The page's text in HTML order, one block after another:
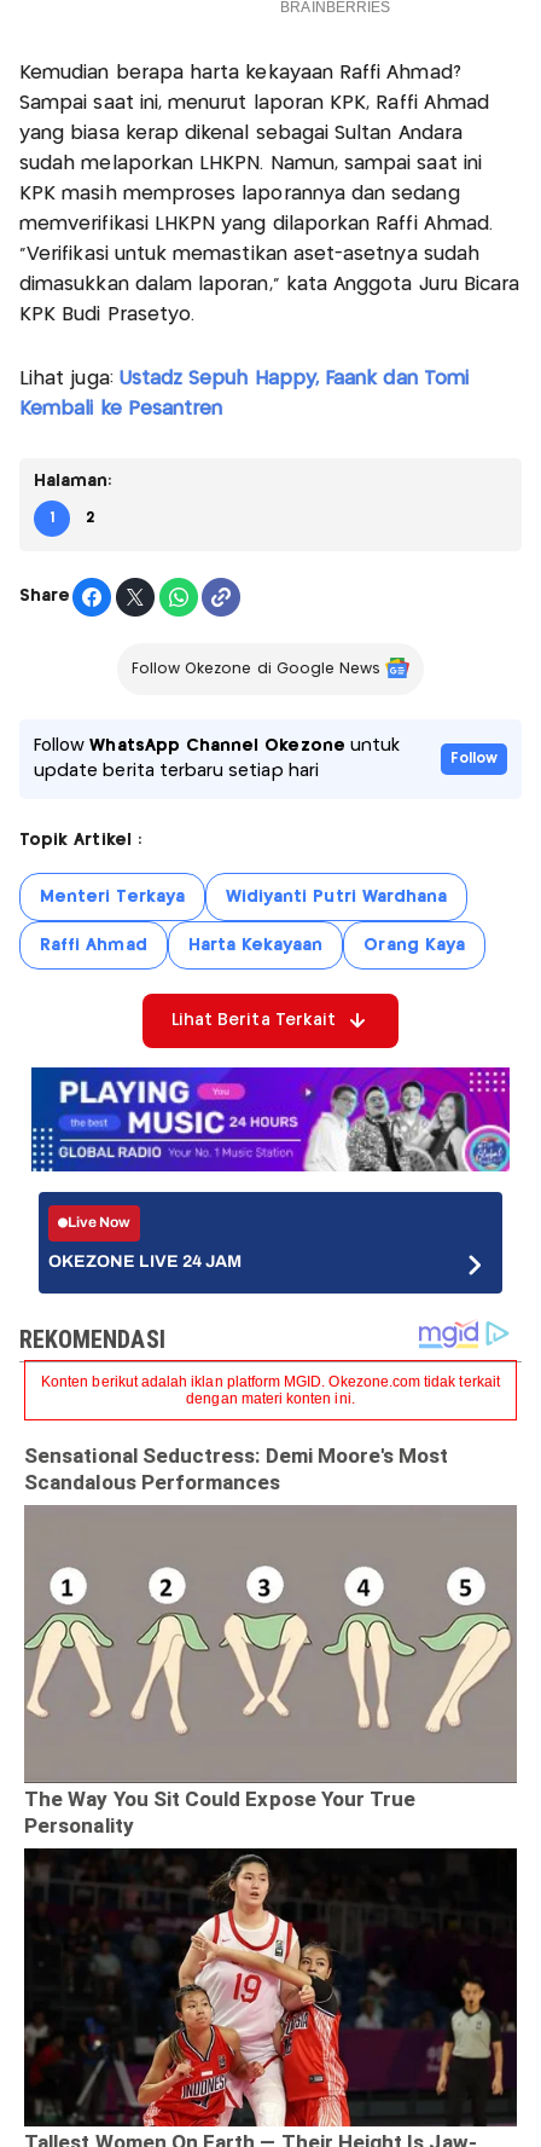
Kemudian berapa harta kekayaan Raffi Ahmad?
Sampai saat ini, menurut laporan KPK, Raffi Ahmad
yang biasa kerap dikenal sebagai Sultan Andara
sudah melaporkan LHKPN. Namun, sampai saat ini
KPK masih memproses laporannya dan sedang
memverifikasi LHKPN yang dilaporkan Raffi Ahmad.
"Verifikasi untuk memastikan aset-asetnya sudah
dimasukkan dalam laporan," kata Anggota Juru Bicara
KPK Budi Prasetyo.
Lihat juga: Ustadz Sepuh Happy, Faank dan Tomi
Kembali ke Pesantren
Halaman:
1 2
Share
Follow Okezone di Google News
FollowWhatsApp Channel Okezone untuk
update berita terbaru setiap hari
Follow
Topik Artikel :
Menteri Terkaya Widiyanti Putri Wardhana
Raffi Ahmad Harta Kekayaan Orang Kaya
Lihat Berita Terkait
Live Now
OKEZONE LIVE 24 JAM